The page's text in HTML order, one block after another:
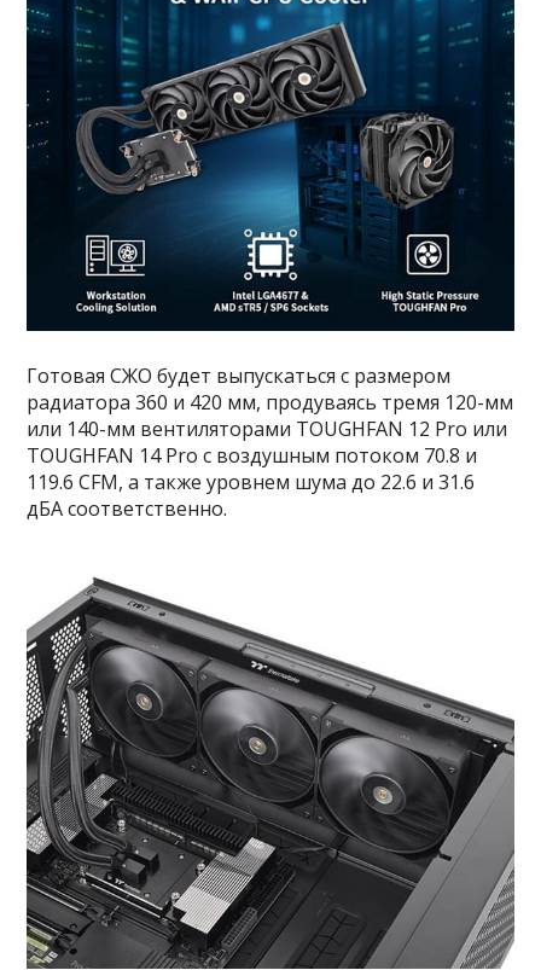
Готовая СЖО будет выпускаться с размером
радиатора 360 и 420 мм, продуваясь тремя 120-мм
или 140-мм вентиляторами TOUGHFAN 12 Pro или
TOUGHFAN 14 Pro с воздушным потоком 70.8 и
119.6 CFM, а также уровнем шума до 22.6 и 31.6
дБА соответственно.